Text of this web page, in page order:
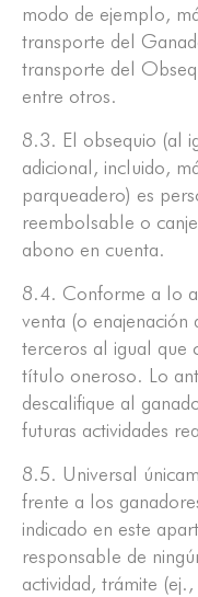
modo de ejemplo,
transporte del
transporte del
entre otros.
8.3. El obsequio (al
adicional, incluido,
parqueadero) es
reembolsable o
abono en cuenta.
8.4. Conforme a lo
venta (o
terceros al igual que
título oneroso. Lo
descalifique al
futuras actividades
8.5. Universal
frente a los
indicado en este
responsable de
actividad, trámite